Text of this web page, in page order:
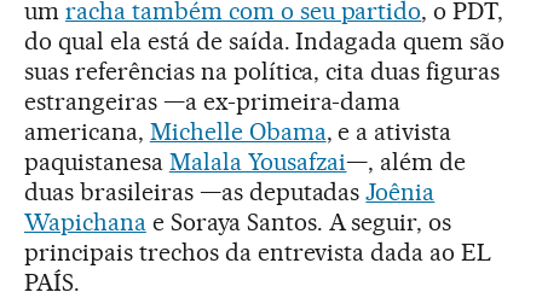
um racha também com o seu partido, o PDT,
do qual ela está de saída. Indagada quem são
suas referências na política, cita duas figuras
estrangeiras —a ex-primeira-dama
americana, Michelle Obama, e a ativista
paquistanesa Malala Yousafzai—, além de
duas brasileiras —as deputadasJoênia
Wapichanae Soraya Santos. A seguir, os
principais trechos da entrevista dada ao EL
PAÍS.